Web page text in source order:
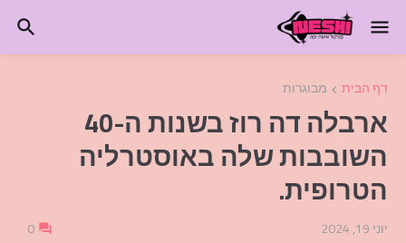
דף הבית מבוגרות
ארבלה דה רוז בשנות ה-40
השובבות שלה באוסטרליה
הטרופית.
יוני 19, 2024 0